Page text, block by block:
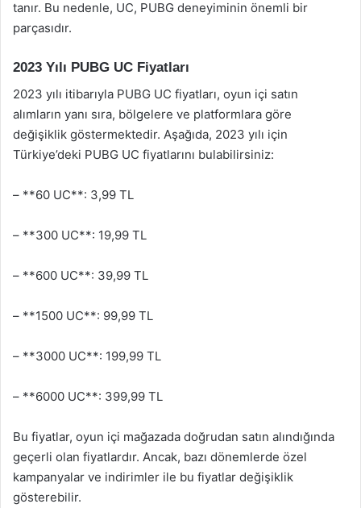
tanır. Bu nedenle, UC, PUBG deneyiminin önemli bir
parçasıdır.
2023 Yılı PUBG UC Fiyatları
2023 yılı itibarıyla PUBG UC fiyatları, oyun içi satın
alımların yanı sıra, bölgelere ve platformlara göre
değişiklik göstermektedir. Aşağıda, 2023 yılı için
Türkiye’deki PUBG UC fiyatlarını bulabilirsiniz:
– **60 UC**: 3,99 TL
– **300 UC**: 19,99 TL
– **600 UC**: 39,99 TL
– **1500 UC**: 99,99 TL
– **3000 UC**: 199,99 TL
– **6000 UC**: 399,99 TL
Bu fiyatlar, oyun içi mağazada doğrudan satın alındığında
geçerli olan fiyatlardır. Ancak, bazı dönemlerde özel
kampanyalar ve indirimler ile bu fiyatlar değişiklik
gösterebilir.